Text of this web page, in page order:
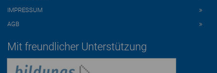
IMPRESSUM
AGB
Mit freundlicher Unterstützung